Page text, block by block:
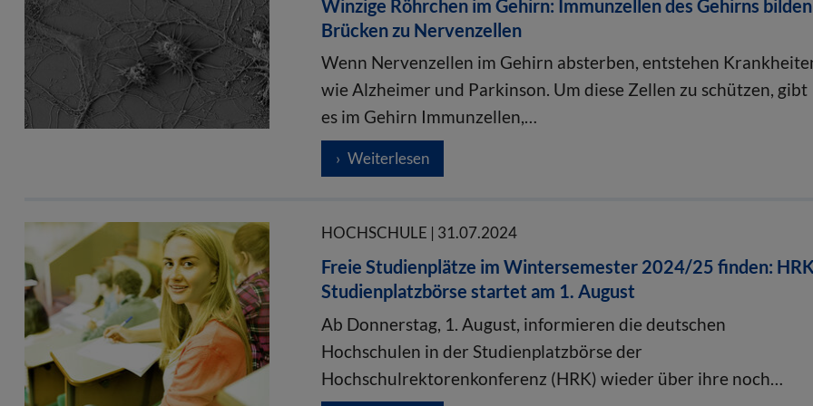
Winzige Röhrchen im Gehirn: Immunzellen des Gehirns bilden
Brücken zu Nervenzellen
Wenn Nervenzellen im Gehirn absterben, entstehen
wie Alzheimer und Parkinson. Um diese Zellen zu schützen, gibt
es im Gehirn Immunzellen,…
Weiterlesen
HOCHSCHULE | 31.07.2024
Freie Studienplätze im Wintersemester 2024/25 finden:
Studienplatzbörse startet am 1. August
Ab Donnerstag, 1. August, informieren die deutschen
Hochschulen in der Studienplatzbörse der
Hochschulrektorenkonferenz (HRK) wieder über ihre noch…